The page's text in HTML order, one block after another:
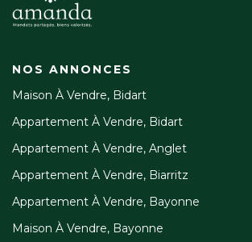
NOS ANNONCES
Maison À Vendre, Bidart
Appartement À Vendre, Bidart
Appartement À Vendre, Anglet
Appartement À Vendre, Biarritz
Appartement À Vendre, Bayonne
Maison À Vendre, Bayonne